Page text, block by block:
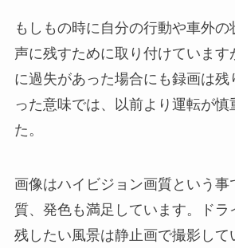
もしもの時に自分の行動や車外
声に残すために取り付けています
に過失があった場合にも録画は残
った意味では、以前より運転が慎
た。
画像はハイビジョン画質という事
質、発色も満足しています。ドラ
残したい風景は静止画で撮影して